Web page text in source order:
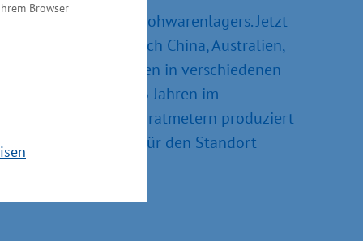
Browser
des Fertig- und Rohwarenlagers. Jetzt
unter anderem nach China, Australien,
Boxspringmatratzen in verschiedenen
sich der seit 26 Jahren im
über 17.000 Quadratmetern produziert
Werbung für den Standort